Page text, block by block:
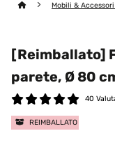
Mobili &
[Reimballato]
parete, Ø 80
40
REIMBALLATO